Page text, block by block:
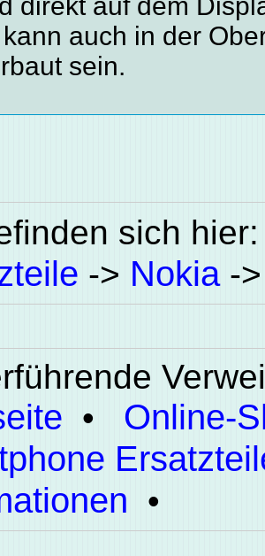
auch in der
sein.
sich
-> Nokia-
• Online-
•